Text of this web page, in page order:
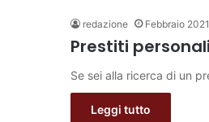
redazione Febbraio
Prestiti
Se sei alla ricerca di un
Leggi tutto